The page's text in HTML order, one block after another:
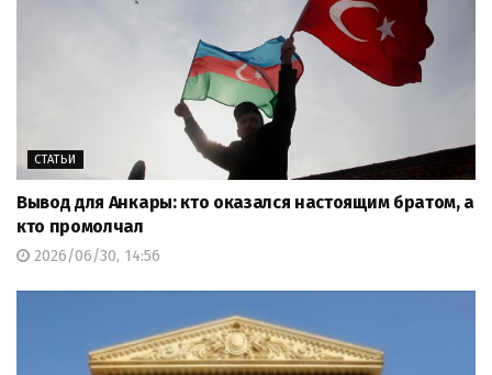
СТАТЬИ
Вывод для Анкары: кто оказался настоящим братом, а
кто промолчал
2026/06/30, 14:56